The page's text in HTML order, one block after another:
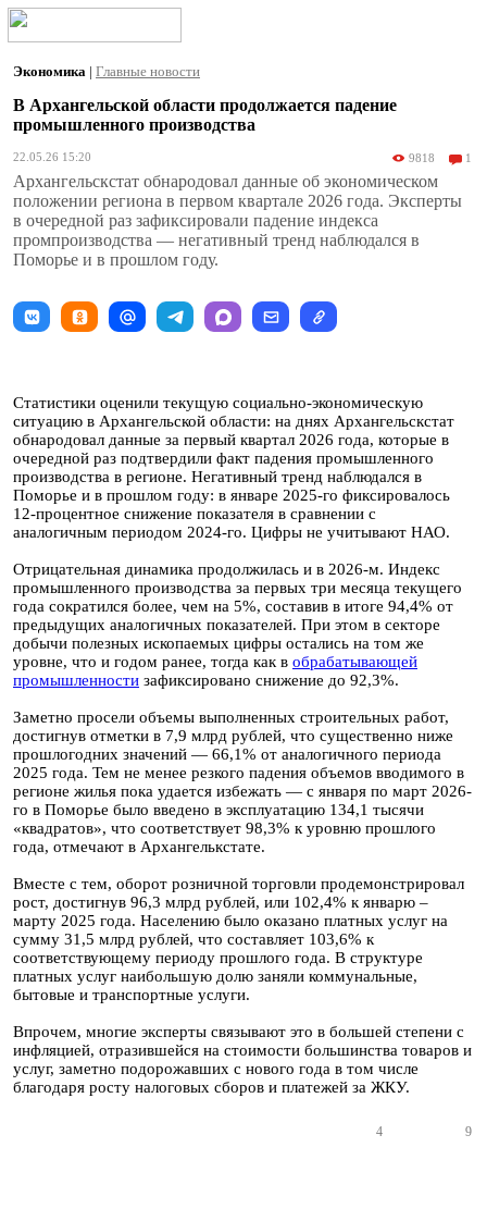
Экономика | Главные новости
В Архангельской области продолжается падение
промышленного производства
22.05.26 15:20 9818 1
Архангельскстат обнародовал данные об экономическом
положении региона в первом квартале 2026 года. Эксперты
в очередной раз зафиксировали падение индекса
промпроизводства — негативный тренд наблюдался в
Поморье и в прошлом году.
Статистики оценили текущую социально-экономическую
ситуацию в Архангельской области: на днях Архангельскстат
обнародовал данные за первый квартал 2026 года, которые в
очередной раз подтвердили факт падения промышленного
производства в регионе. Негативный тренд наблюдался в
Поморье и в прошлом году: в январе 2025-го фиксировалось
12-процентное снижение показателя в сравнении с
аналогичным периодом 2024-го. Цифры не учитывают НАО.
Отрицательная динамика продолжилась и в 2026-м. Индекс
промышленного производства за первых три месяца текущего
года сократился более, чем на 5%, составив в итоге 94,4% от
предыдущих аналогичных показателей. При этом в секторе
добычи полезных ископаемых цифры остались на том же
уровне, что и годом ранее, тогда как в обрабатывающей
промышленности зафиксировано снижение до 92,3%.
Заметно просели объемы выполненных строительных работ,
достигнув отметки в 7,9 млрд рублей, что существенно ниже
прошлогодних значений — 66,1% от аналогичного периода
2025 года. Тем не менее резкого падения объемов вводимого в
регионе жилья пока удается избежать — с января по март 2026-
го в Поморье было введено в эксплуатацию 134,1 тысячи
«квадратов», что соответствует 98,3% к уровню прошлого
года, отмечают в Архангелькстате.
Вместе с тем, оборот розничной торговли продемонстрировал
рост, достигнув 96,3 млрд рублей, или 102,4% к январю –
марту 2025 года. Населению было оказано платных услуг на
сумму 31,5 млрд рублей, что составляет 103,6% к
соответствующему периоду прошлого года. В структуре
платных услуг наибольшую долю заняли коммунальные,
бытовые и транспортные услуги.
Впрочем, многие эксперты связывают это в большей степени с
инфляцией, отразившейся на стоимости большинства товаров и
услуг, заметно подорожавших с нового года в том числе
благодаря росту налоговых сборов и платежей за ЖКУ.
4 9